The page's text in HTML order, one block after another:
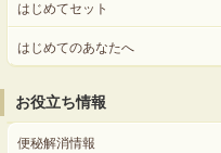
はじめてセット
はじめてのあなたへ
お役立ち情報
便秘解消情報